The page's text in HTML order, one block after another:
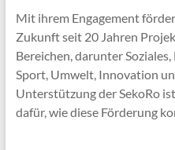
Mit ihrem Engagement
Zukunft seit 20 Jahren
Bereichen, darunter
Sport, Umwelt, Innovation
Unterstützung der SekoRo
dafür, wie diese Förderung